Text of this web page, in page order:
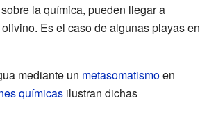
la química, pueden llegar a
Es el caso de algunas playas en
mediante un metasomatismoen
químicasilustran dichas